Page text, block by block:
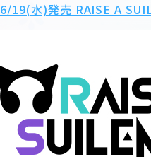
6/19(水)発売 RAISE A